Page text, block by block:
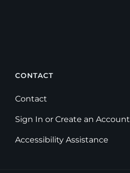
CONTACT
Contact
Sign In or Create an Account
Accessibility Assistance